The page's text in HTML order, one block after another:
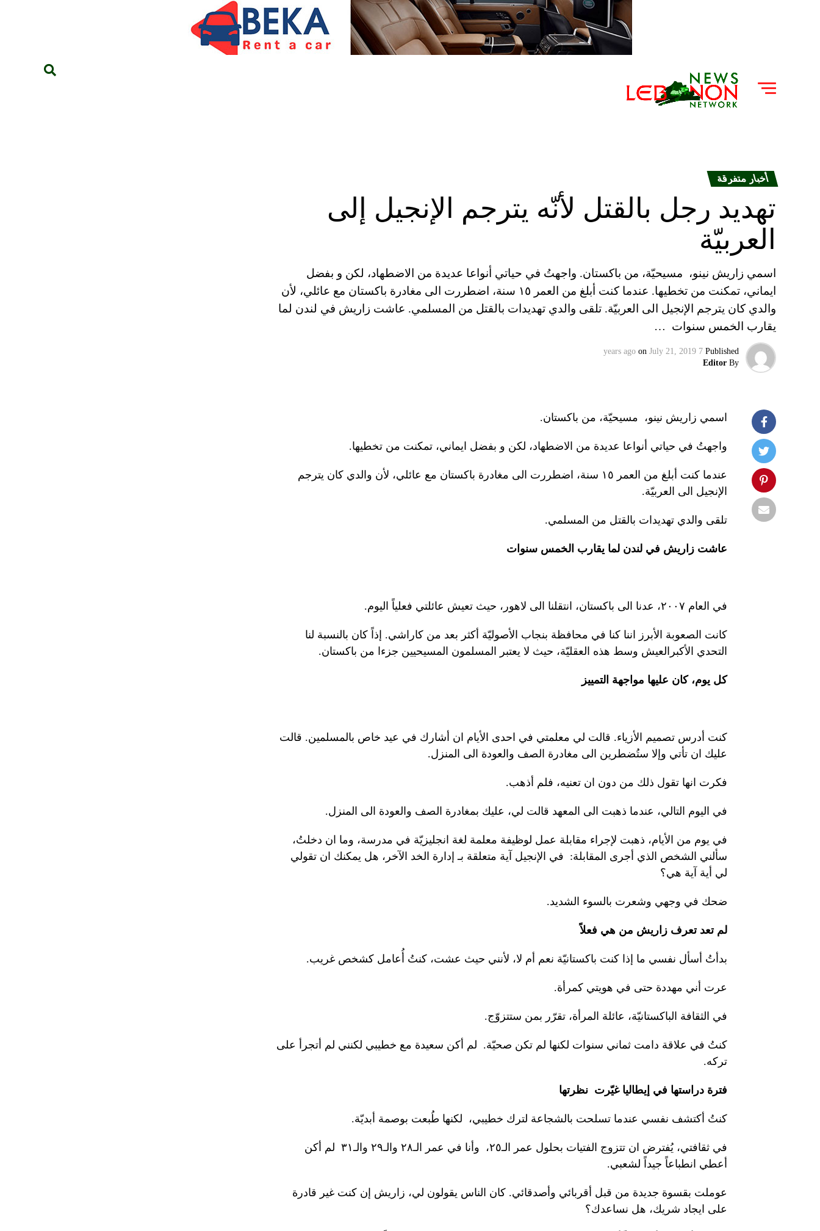
أخبار متفرقة
تهديد رجل بالقتل لأنّه يترجم الإنجيل إلى
العربيّة
اسمي زاريش نينو، مسيحيّة، من باكستان. واجهتُ في حياتي أنواعا عديدة من الاضطهاد، لكن و بفضل
ايماني، تمكنت من تخطيها. عندما كنت أبلغ من العمر ١٥ سنة، اضطررت الى مغادرة باكستان مع عائلي، لأن
والدي كان يترجم الإنجيل الى العربيّة. تلقى والدي تهديدات بالقتل من المسلمي. عاشت زاريش في لندن لما
يقارب الخمس سنوات …
Published
7 years ago
on July 21, 2019
By
Editor
اسمي زاريش نينو، مسيحيّة، من باكستان.
واجهتُ في حياتي أنواعا عديدة من الاضطهاد، لكن و بفضل ايماني، تمكنت من تخطيها.
عندما كنت أبلغ من العمر ١٥ سنة، اضطررت الى مغادرة باكستان مع عائلي، لأن والدي كان يترجم
الإنجيل الى العربيّة.
تلقى والدي تهديدات بالقتل من المسلمي.
عاشت زاريش في لندن لما يقارب الخمس سنوات
في العام ٢٠٠٧، عدنا الى باكستان، انتقلنا الى لاهور، حيث تعيش عائلتي فعلياً اليوم.
كانت الصعوبة الأبرز اننا كنا في محافظة بنجاب الأصوليّة أكثر بعد من كاراشي. إذاً كان بالنسبة لنا
التحدي الأكبرالعيش وسط هذه العقليّة، حيث لا يعتبر المسلمون المسيحيين جزءا من باكستان.
كل يوم، كان عليها مواجهة التمييز
كنت أدرس تصميم الأزياء. قالت لي معلمتي في احدى الأيام ان أشارك في عيد خاص بالمسلمين. قالت
عليك ان تأتي وإلا ستُضطرين الى مغادرة الصف والعودة الى المنزل.
فكرت انها تقول ذلك من دون ان تعنيه، فلم أذهب.
في اليوم التالي، عندما ذهبت الى المعهد قالت لي، عليك بمغادرة الصف والعودة الى المنزل.
في يوم من الأيام، ذهبت لإجراء مقابلة عمل لوظيفة معلمة لغة انجليزيّة في مدرسة، وما ان دخلتُ،
سألني الشخص الذي أجرى المقابلة: في الإنجيل آية متعلقة بـ إدارة الخد الآخر، هل يمكنك ان تقولي
لي أية آية هي؟
ضحك في وجهي وشعرت بالسوء الشديد.
لم تعد تعرف زاريش من هي فعلاً
بدأتُ أسأل نفسي ما إذا كنت باكستانيّة نعم أم لا، لأنني حيث عشت، كنتُ أُعامل كشخص غريب.
عرت أني مهددة حتى في هويتي كمرأة.
في الثقافة الباكستانيّة، عائلة المرأة، تقرّر بمن ستتزوّج.
كنتُ في علاقة دامت ثماني سنوات لكنها لم تكن صحيّة. لم أكن سعيدة مع خطيبي لكنني لم أتجرأ على
تركه.
فترة دراستها في إيطاليا غيّرت نظرتها
كنتُ أكتشف نفسي عندما تسلحت بالشجاعة لترك خطيبي، لكنها طُبعت بوصمة أبديّة.
في ثقافتي، يُفترض ان تتزوج الفتيات بحلول عمر الـ٢٥، وأنا في عمر الـ٢٨ والـ٢٩ والـ٣١ لم أكن
أعطي انطباعاً جيداً لشعبي.
عوملت بقسوة جديدة من قبل أقربائي وأصدقائي. كان الناس يقولون لي، زاريش إن كنت غير قادرة
على ايجاد شريك، هل نساعدك؟